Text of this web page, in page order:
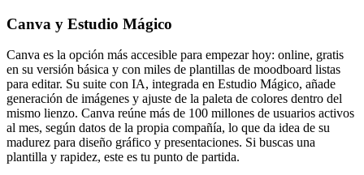
Canva y Estudio Mágico
Canva es la opción más accesible para empezar hoy: online, gratis
en su versión básica y con miles de plantillas de moodboard listas
para editar. Su suite con IA, integrada en Estudio Mágico, añade
generación de imágenes y ajuste de la paleta de colores dentro del
mismo lienzo. Canva reúne más de 100 millones de usuarios activos
al mes, según datos de la propia compañía, lo que da idea de su
madurez para diseño gráfico y presentaciones. Si buscas una
plantilla y rapidez, este es tu punto de partida.